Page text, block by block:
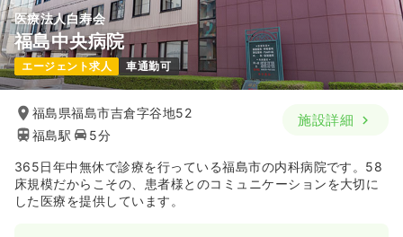
医療法人白寿会
福島中央病院
エージェント求人 車通勤可
福島県福島市吉倉字谷地52
福島駅
5分
施設詳細
365日年中無休で診療を行っている福島市の内科病院です。58
床規模だからこその、患者様とのコミュニケーションを大切に
した医療を提供しています。